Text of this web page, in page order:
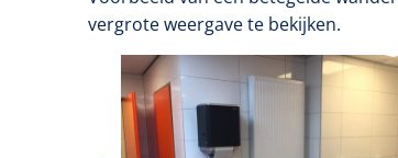
vergrote weergave te bekijken.